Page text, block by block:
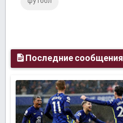
Последние сообщения